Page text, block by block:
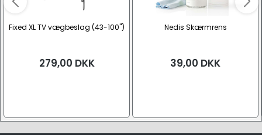
Fixed XL TV vægbeslag (43-100")
279,00 DKK
Nedis Skærmrens
39,00 DKK